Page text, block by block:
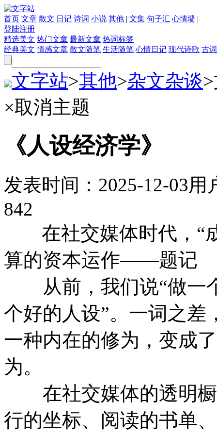
首页 文章 散文 日记 诗词 小说 其他 | 文集 句子汇 心情墙 |
登陆注册
精选美文 热门文章 最新文章 热词标签
经典美文 情感文章 散文随笔 生活随笔 心情日记 现代诗歌 古
文字站>其他>杂文杂谈>
×取消主题
《人设经济学》
发表时间： 2025-12-03用
842
在社交媒体时代，“
算的资本运作——题记
从前，我们说“做一
个好的人设”。一词之差
一种内在的修为，变成
为。
在社交媒体的透明橱
行的坐标、阅读的书单